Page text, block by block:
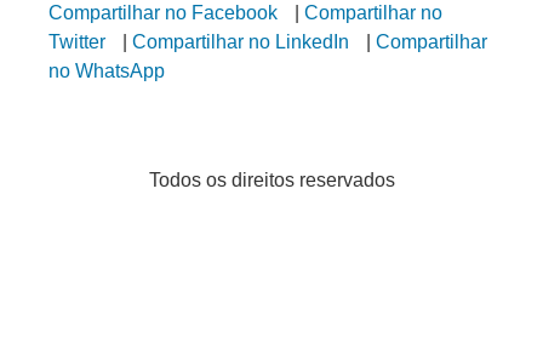
Compartilhar no Facebook
Compartilhar no
Twitter
Compartilhar no LinkedIn
Compartilhar
no WhatsApp
Todos os direitos reservados